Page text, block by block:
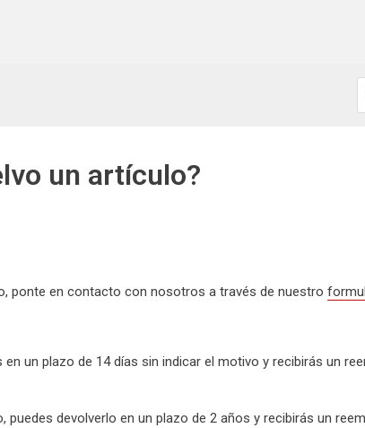
un artículo?
ponte en contacto con nosotros a través de nuestro
en un plazo de 14 días sin indicar el motivo y recibirás un
puedes devolverlo en un plazo de 2 años y recibirás un